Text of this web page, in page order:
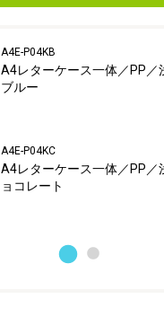
A4E-P04KB
A4レターケース一体／PP／
ブルー
A4E-P04KC
A4レターケース一体／PP／
ョコレート